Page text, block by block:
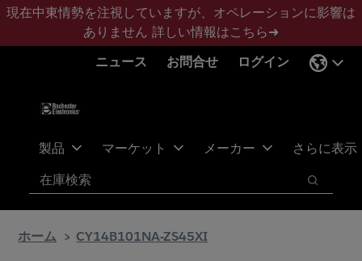
メ
ン
フ
タ
現在中東情勢を注視していますが、オペレーションに影響は
ありません 詳しい情報はこちら➜
ニュース
お問合せ ログイン
製品 マーケット メーカー さらに表示
検索
検索
ホーム CY14B101NA-ZS45XI